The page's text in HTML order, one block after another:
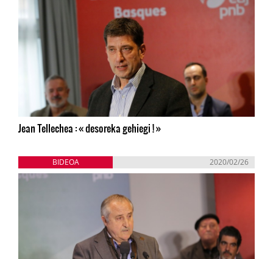
Jean Tellechea : « desoreka gehiegi ! »
BIDEOA 2020/02/26